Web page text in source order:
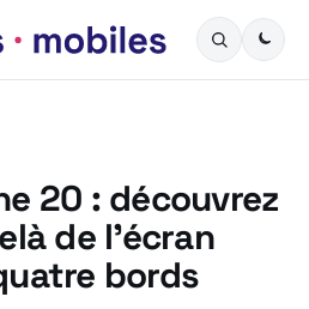
20 : découvrez
de l’écran
bords